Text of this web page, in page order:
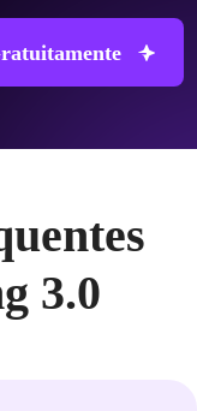
3.0